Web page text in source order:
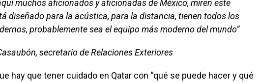
muchos aficionados y aficionadas de México, miren este
diseñado para la acústica, para la distancia, tienen todos los
probablemente sea el equipo más moderno del mundo”
secretario de Relaciones Exteriores
hay que tener cuidado en Qatar con “qué se puede hacer y qué